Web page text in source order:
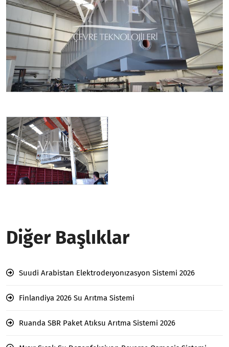
Diğer Başlıklar
Suudi Arabistan Elektrodeıyonızasyon Sistemi 2026
Finlandiya 2026 Su Arıtma Sistemi
Ruanda SBR Paket Atıksu Arıtma Sistemi 2026